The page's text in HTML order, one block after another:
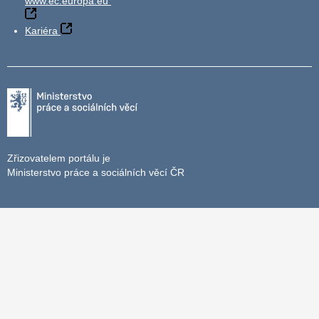
Kariéra
Zřizovatelem portálu je
Ministerstvo práce a sociálních věcí ČR